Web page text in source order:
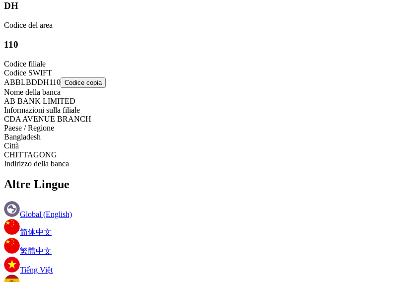
DH
Codice del area
110
Codice filiale
Codice SWIFT
ABBLBDDH110 Codice copia
Nome della banca
AB BANK LIMITED
Informazioni sulla filiale
CDA AVENUE BRANCH
Paese / Regione
Bangladesh
Città
CHITTAGONG
Indirizzo della banca
Altre Lingue
Global (English)
简体中文
繁體中文
Tiếng Việt